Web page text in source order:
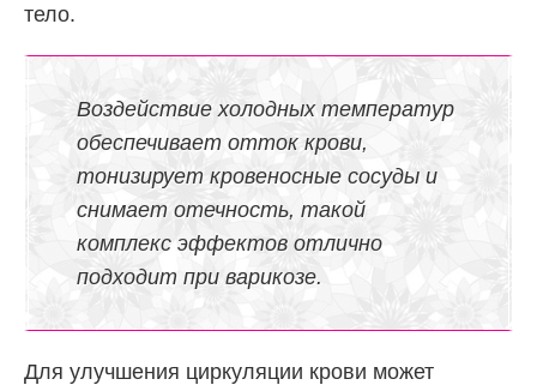
тело.
Воздействие холодных температур
обеспечивает отток крови,
тонизирует кровеносные сосуды и
снимает отечность, такой
комплекс эффектов отлично
подходит при варикозе.
Для улучшения циркуляции крови может